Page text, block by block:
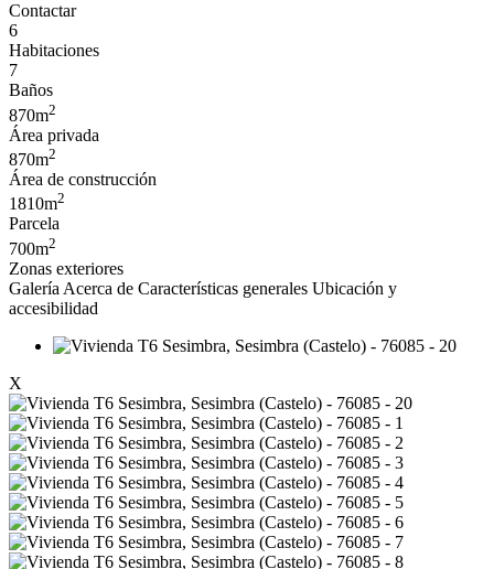
Contactar
6
Habitaciones
7
Baños
870m2
Área privada
870m2
Área de construcción
1810m2
Parcela
700m2
Zonas exteriores
Galería Acerca de Características generales Ubicación y
accesibilidad
X